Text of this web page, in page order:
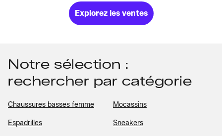
Explorez les ventes
Notre sélection :
rechercher par catégorie
Chaussures basses femme Mocassins
Espadrilles Sneakers